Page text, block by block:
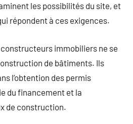
les possibilités du site, et
répondent à ces exigences.
immobiliers ne se
de bâtiments. Ils
l’obtention des permis
du financement et la
de construction.